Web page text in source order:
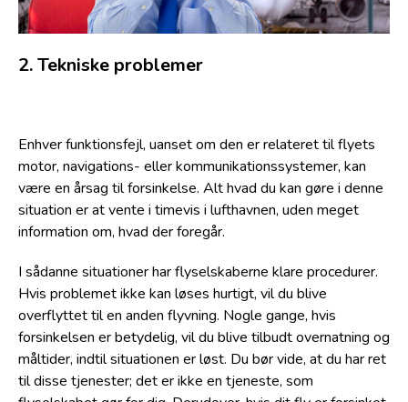
2. Tekniske problemer
Enhver funktionsfejl, uanset om den er relateret til flyets
motor, navigations- eller kommunikationssystemer, kan
være en årsag til forsinkelse. Alt hvad du kan gøre i denne
situation er at vente i timevis i lufthavnen, uden meget
information om, hvad der foregår.
I sådanne situationer har flyselskaberne klare procedurer.
Hvis problemet ikke kan løses hurtigt, vil du blive
overflyttet til en anden flyvning. Nogle gange, hvis
forsinkelsen er betydelig, vil du blive tilbudt overnatning og
måltider, indtil situationen er løst. Du bør vide, at du har ret
til disse tjenester; det er ikke en tjeneste, som